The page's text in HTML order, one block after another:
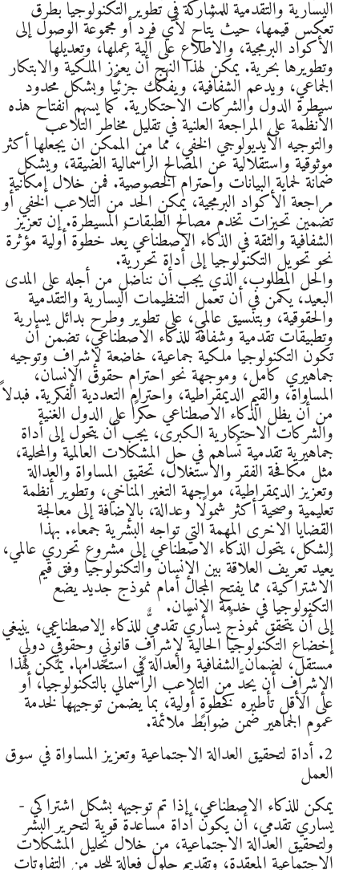
اليسارية والتقدمية للمشاركة في تطوير التكنولوجيا بطرق
تعكس قيمها، حيث يُتاح لأي فرد أو مجموعة الوصول إلى
الأكواد البرمجية، والاطلاع على آلية عملها، وتعديلها
وتطويرها بحرية. يمكن لهذا النهج أن يُعزز الملكية والابتكار
الجماعي، ويدعم الشفافية، ويفكك جزئيًا وبشكل محدود
سيطرة الدول والشركات الاحتكارية. كما يسهم انفتاح هذه
الأنظمة على المراجعة العلنية في تقليل مخاطر التلاعب
والتوجيه الأيديولوجي الخفي، مما من الممكن ان يجعلها أكثر
موثوقية واستقلالية عن المصالح الرأسمالية الضيقة، ويشكل
ضمانة لحماية البيانات واحترام الخصوصية. فمن خلال إمكانية
مراجعة الأكواد البرمجية، يمكن الحد من التلاعب الخفي أو
تضمين تحيزات تخدم مصالح الطبقات المسيطرة. إن تعزيز
الشفافية والثقة في الذكاء الاصطناعي يُعد خطوة أولية مؤثرة
نحو تحويل التكنولوجيا إلى أداة تحررية.
والحل المطلوب، الذي يجب أن نناضل من أجله على المدى
البعيد، يكمن في أن تعمل التنظيمات اليسارية والتقدمية
والحقوقية، وبتنسيق عالمي، على تطوير وطرح بدائل يسارية
وتطبيقات تقدمية وشفافة للذكاء الاصطناعي، تضمن أن
تكون التكنولوجيا ملكية جماعية، خاضعة لإشراف وتوجيه
جماهيري كامل، وموجهة نحو احترام حقوق الإنسان،
المساواة، والقيم الديمقراطية، واحترام التعددية الفكرية. فبدلاً
من أن يظل الذكاء الاصطناعي حكرًا على الدول الغنية
والشركات الاحتكارية الكبرى، يجب أن يتحول إلى أداة
جماهيرية تقدمية تُساهم في حل المشكلات العالمية والمحلية،
مثل مكافحة الفقر والاستغلال، تحقيق المساواة والعدالة
وتعزيز الديمقراطية، مواجهة التغير المناخي، وتطوير أنظمة
تعليمية وصحية أكثر شمولًا وعدالة، بالإضافة إلى معالجة
القضايا الاخرى المهمة التي تواجه البشرية جمعاء. بهذا
الشكل، يتحول الذكاء الاصطناعي إلى مشروع تحرري عالمي،
يُعيد تعريف العلاقة بين الإنسان والتكنولوجيا وفق قيم
الاشتراكية، مما يفتح المجال أمام نموذج جديد يضع
التكنولوجيا في خدمة الإنسان.
إلى أن يتحقق نموذجٌ يساريٌّ تقدميٌّ للذكاء الاصطناعي، ينبغي
إخضاع التكنولوجيا الحالية لإشرافٍ قانونيٍّ وحقوقيٍّ دوليٍّ
مستقل، لضمان الشفافية والعدالة في استخدامها. يمكن لهذا
الإشراف أن يحدَّ من التلاعب الرأسمالي بالتكنولوجيا، أو
على الأقل تأطيره كخطوةٍ أولية، بما يضمن توجيهها لخدمة
عموم الجماهير ضمن ضوابط ملائمة.
2. أداة لتحقيق العدالة الاجتماعية وتعزيز المساواة في سوق
العمل
يمكن للذكاء الاصطناعي، إذا تم توجيهه بشكل اشتراكي -
يساري تقدمي، أن يكون أداة مساعدة قوية لتحرير البشر
ولتحقيق العدالة الاجتماعية، من خلال تحليل المشكلات